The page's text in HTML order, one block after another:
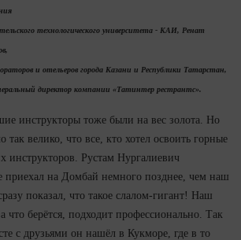
технологического университета - КАИ, Ренат
и отельеров города Казани и Республики Татарстан,
директор компании «Татинтер рестрантс».
инструкторы тоже были на вес золота. Но
так велико, что все, кто хотел освоить горные
инструкторов. Рустам Нургалиевич
на Домбай немного позднее, чем наш
показал, что такое слалом-гигант! Наш
что берётся, подходит профессионально. Так
с друзьями он нашёл в Кукморе, где в то